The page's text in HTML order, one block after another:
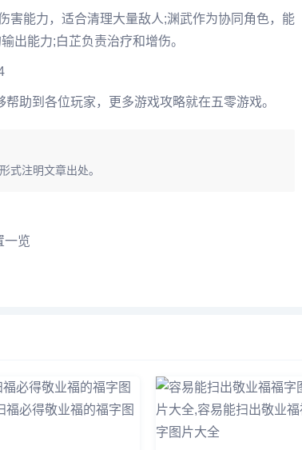
害能力，适合清理大量敌人;渊武作为协同角色，能
出能力;白芷负责治疗和增伤。
助到各位玩家，更多游戏攻略就在五零游戏。
式注明文章出处。
一览